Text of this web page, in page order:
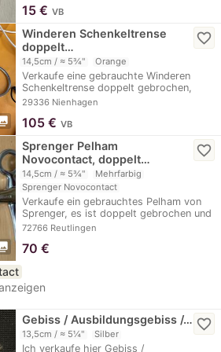
15 € VB
Winderen Schenkeltrense
doppelt…
14,5cm / ≈ 5¾" Orange
Verkaufe eine gebrauchte Winderen
Schenkeltrense doppelt gebrochen,
14,5 cm, slim. Auf…
29336 Nienhagen
favorite_border
105 € VB
Sprenger Pelham
Novocontact, doppelt…
14,5cm / ≈ 5¾"
Mehrfarbig
Sprenger Novocontact
Verkaufe ein gebrauchtes Pelham von
Sprenger, es ist doppelt gebrochen und
hat kurze…
72766 Reutlingen
favorite_border
70 €
Gebiss / Ausbildungsgebiss /…
13,5cm / ≈ 5¼" Silber
Ich verkaufe hier Gebiss /
favorite_border